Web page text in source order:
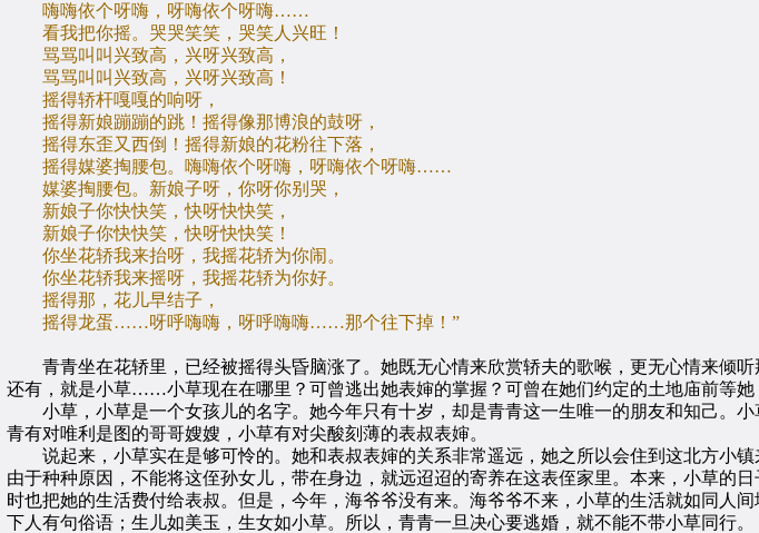
嗨嗨依个呀嗨，呀嗨依个呀嗨……
看我把你摇。哭哭笑笑，哭笑人兴旺！
骂骂叫叫兴致高，兴呀兴致高，
骂骂叫叫兴致高，兴呀兴致高！
摇得轿杆嘎嘎的响呀，
摇得新娘蹦蹦的跳！摇得像那博浪的鼓呀，
摇得东歪又西倒！摇得新娘的花粉往下落，
摇得媒婆掏腰包。嗨嗨依个呀嗨，呀嗨依个呀嗨……
媒婆掏腰包。新娘子呀，你呀你别哭，
新娘子你快快笑，快呀快快笑，
新娘子你快快笑，快呀快快笑！
你坐花轿我来抬呀，我摇花轿为你闹。
你坐花轿我来摇呀，我摇花轿为你好。
摇得那，花儿早结子，
摇得龙蛋……呀呼嗨嗨，呀呼嗨嗨……那个往下掉！”
青青坐在花轿里，已经被摇得头昏脑涨了。她既无心情来欣赏轿夫的歌喉，更无心情来倾听
还有，就是小草……小草现在在哪里？可曾逃出她表婶的掌握？可曾在她们约定的土地庙前等她
小草，小草是一个女孩儿的名字。她今年只有十岁，却是青青这一生唯一的朋友和知己。
青有对唯利是图的哥哥嫂嫂，小草有对尖酸刻薄的表叔表婶。
说起来，小草实在是够可怜的。她和表叔表婶的关系非常遥远，她之所以会住到这北方小镇
由于种种原因，不能将这侄孙女儿，带在身边，就远迢迢的寄养在这表侄家里。本来，小草的
时也把她的生活费付给表叔。但是，今年，海爷爷没有来。海爷爷不来，小草的生活就如同人
下人有句俗语；生儿如美玉，生女如小草。所以，青青一旦决心要逃婚，就不能不带小草同行。